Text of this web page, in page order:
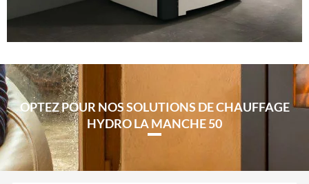
OPTEZ POUR NOS SOLUTIONS DE CHAUFFAGE
HYDRO LA MANCHE 50